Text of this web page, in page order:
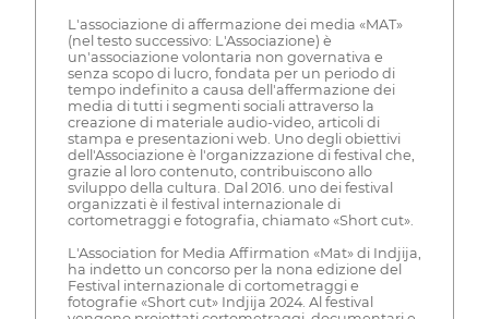
L'associazione di affermazione dei media «MAT»
(nel testo successivo: L'Associazione) è
un'associazione volontaria non governativa e
senza scopo di lucro, fondata per un periodo di
tempo indefinito a causa dell'affermazione dei
media di tutti i segmenti sociali attraverso la
creazione di materiale audio-video, articoli di
stampa e presentazioni web. Uno degli obiettivi
dell'Associazione è l'organizzazione di festival che,
grazie al loro contenuto, contribuiscono allo
sviluppo della cultura. Dal 2016. uno dei festival
organizzati è il festival internazionale di
cortometraggi e fotografia, chiamato «Short cut».
L'Association for Media Affirmation «Mat» di Indjija,
ha indetto un concorso per la nona edizione del
Festival internazionale di cortometraggi e
fotografie «Short cut» Indjija 2024. Al festival